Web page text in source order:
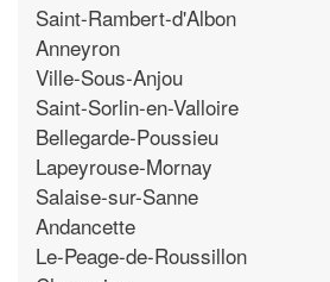
Saint-Rambert-d'Albon
Anneyron
Ville-Sous-Anjou
Saint-Sorlin-en-Valloire
Bellegarde-Poussieu
Lapeyrouse-Mornay
Salaise-sur-Sanne
Andancette
Le-Peage-de-Roussillon